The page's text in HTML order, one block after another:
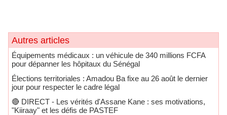
Autres articles
Équipements médicaux : un véhicule de 340 millions FCFA
pour dépanner les hôpitaux du Sénégal
Élections territoriales : Amadou Ba fixe au 26 août le dernier
jour pour respecter le cadre légal
🔴​ DIRECT - Les vérités d'Assane Kane : ses motivations,
"Kiiraay" et les défis de PASTEF